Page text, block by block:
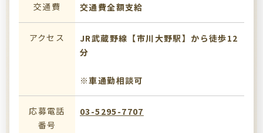
交通費 交通費全額支給
アクセス
JR武蔵野線【市川大野駅】から徒歩12
分
※車通勤相談可
応募電話
番号
03-5295-7707